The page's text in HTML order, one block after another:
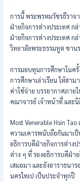
การนี้ พระพรหมวัชรธีรา
ฝ่ายกิจการต่างประเทศ ก
ฝ่ายกิจการต่างประเทศ ก
วิทยาลัยพระธรรมทูต ขา
การมอบทุนการศึกษาในค
การศึกษาเล่าเรียน ให้สา
ค่าใช้จ่าย บรรยากาศภา
คณาจารย์ เจ้าหน้าที่ และ
Most Venerable Hsin
ความเคารพนับถือกันมาเ
อธิการบดีฝ่ายกิจการต่างป
ต่าง ๆ ที่ รองอธิการบดีฝ่า
เสมอมา และยังอาราธนา
นครไทเป เป็นประจำทุกปี